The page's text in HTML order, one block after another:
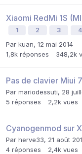
Xiaomi RedMi 1S
1 2 3 4
Par kuan, 12 mai 2014
1,8k réponses 348,2k
Pas de clavier Miui 7
Par mariodessuti, 28
5 réponses 2,2k vues
Cyanogenmod sur
Par herve33, 21 août
4 réponses 2,4k vues